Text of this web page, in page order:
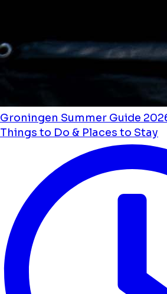
Groningen Summer Guide
Things to Do & Places to Stay